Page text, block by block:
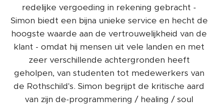
redelijke vergoeding in rekening gebracht -
Simon biedt een bijna unieke service en hecht de
hoogste waarde aan de vertrouwelijkheid van de
klant - omdat hij mensen uit vele landen en met
zeer verschillende achtergronden heeft
geholpen, van studenten tot medewerkers van
de Rothschild's. Simon begrijpt de kritische aard
van zijn de-programmering / healing / soul